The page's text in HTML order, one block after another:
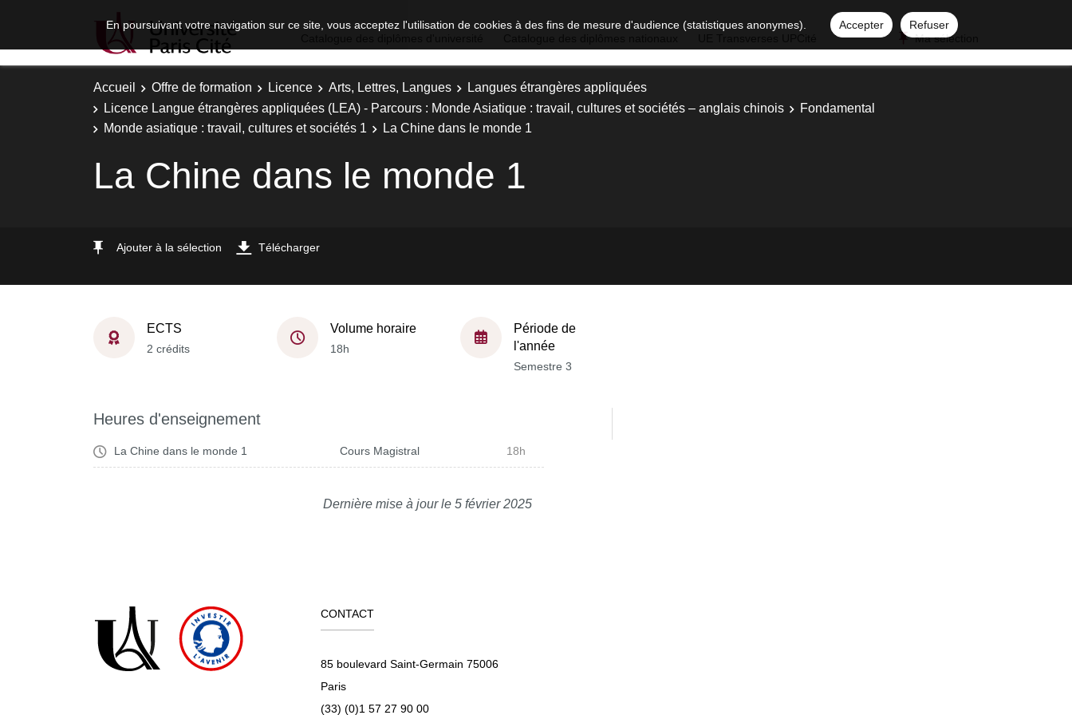
En poursuivant votre navigation sur ce site, vous acceptez l'utilisation de cookies à des fins de mesure d'audience (statistiques anonymes). Accepter
Refuser
Ma sélection
Accueil Offre de formation Licence Arts, Lettres, Langues
Langues étrangères appliquées
Licence Langue étrangères appliquées (LEA) - Parcours : Monde Asiatique : travail, cultures et sociétés – anglais chinois
Fondamental
Monde asiatique : travail, cultures et sociétés 1
La Chine dans le monde 1
La Chine dans le monde 1
Ajouter à la sélection Télécharger
ECTS
2 crédits
Volume horaire
18h
Période de
l'année
Semestre 3
Heures d'enseignement
La Chine dans le monde 1 Cours Magistral 18h
Dernière mise à jour le 5 février 2025
CONTACT
85 boulevard Saint-Germain 75006
Paris
(33) (0)1 57 27 90 00